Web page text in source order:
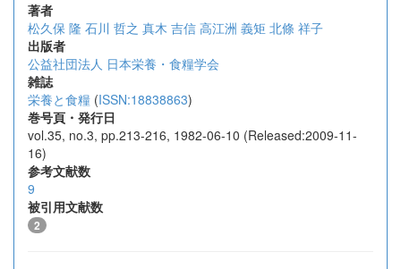
著者
松久保 隆 石川 哲之 真木 吉信 高江洲 義矩 北條 祥子
出版者
公益社団法人 日本栄養・食糧学会
雑誌
栄養と食糧 (ISSN:18838863)
巻号頁・発行日
vol.35, no.3, pp.213-216, 1982-06-10 (Released:2009-11-
16)
参考文献数
9
被引用文献数
2